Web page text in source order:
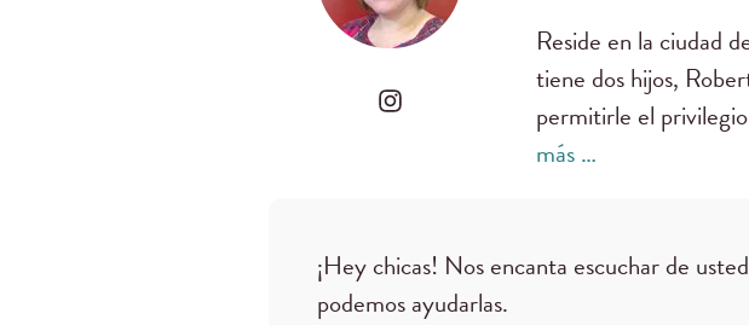
Reside en la ciudad
tiene dos hijos,
permitirle el
más …
¡Hey chicas! Nos encanta escuchar de
podemos ayudarlas.